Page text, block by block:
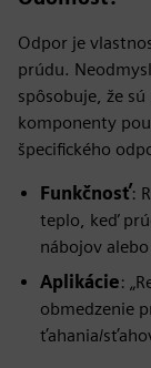
Odpor je
prúdu.
spôsobuje, že
komponenty
špecifického
Funkčnosť:
teplo, keď
nábojov
Aplikácie:
obmedzenie
ťahania/